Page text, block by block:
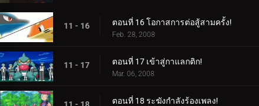
11 - 16 ตอนที่ 16 โอกาสการต่อสู้สามครั้ง!
Feb. 28, 2008
11 - 17 ตอนที่ 17 เข้าสู่กาแลกติก!
Mar. 06, 2008
11 - 18 ตอนที่ 18 ระฆังกำลังร้องเพลง!